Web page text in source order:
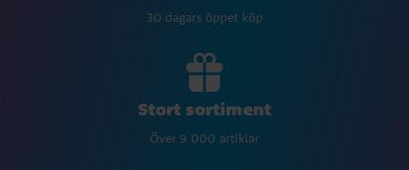
30 dagars öppet köp
Stort sortiment
Över 9 000 artiklar